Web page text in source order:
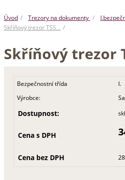
Úvod Trezory na dokumenty
Skříňový trezor TSS…
Skříňový trezor
Bezpečnostní třída
I.
Výrobce:
Dostupnost:
Cena s DPH
Cena bez DPH